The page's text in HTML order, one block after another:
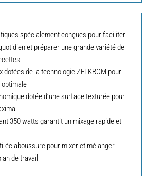
spécialement conçues pour faciliter
et préparer une grande variété de
dotées de la technologie ZELKROM pour
dotée d’une surface texturée pour
350 watts garantit un mixage rapide et
éclaboussure pour mixer et mélanger
de travail